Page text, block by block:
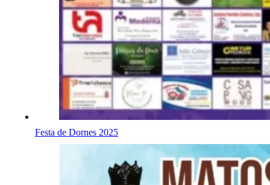
Festa de Dornes 2025